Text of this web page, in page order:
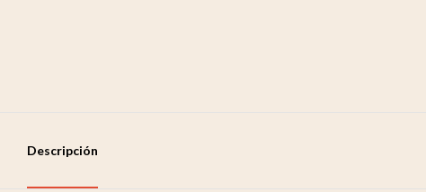
Descripción